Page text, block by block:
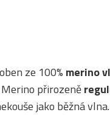
ze 100% merino
přirozeně
jako běžná vlna.